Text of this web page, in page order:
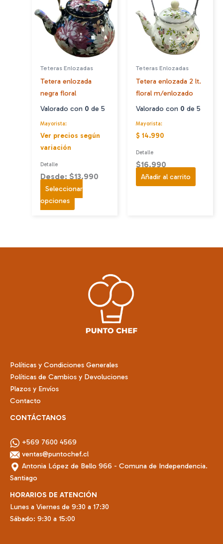
opciones
se
pueden
elegir
en
la
página
de
producto
Teteras Enlozadas
Tetera enlozada
negra floral
Valorado con 0 de 5
Mayorista:
Ver precios según
variación
Detalle
Desde: $13.990
Seleccionar
opciones Este
producto
variantes.
pueden
producto
Teteras Enlozadas
Tetera enlozada 2 lt.
floral m/enlozado
Valorado con 0 de 5
Mayorista:
$ 14.990
Detalle
$16.990
Añadir al carrito
Políticas y Condiciones Generales
Políticas de Cambios y Devoluciones
Plazos y Envíos
Contacto
CONTÁCTANOS
+569 7600 4569
ventas@puntochef.cl
Antonia López de Bello 966 - Comuna de Independencia.
Santiago
HORARIOS DE ATENCIÓN
Lunes a Viernes de 9:30 a 17:30
Sábado: 9:30 a 15:00